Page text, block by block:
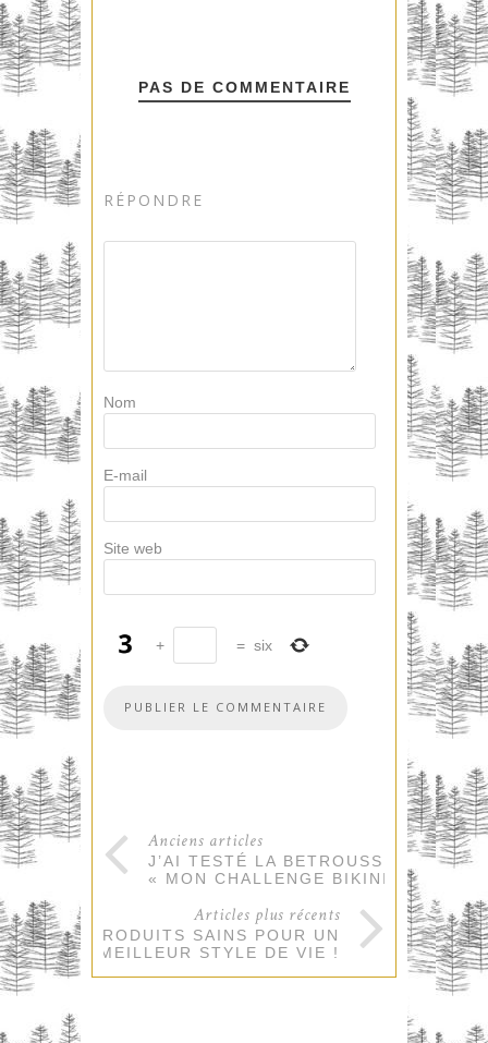
PAS DE COMMENTAIRE
RÉPONDRE
Nom
E-mail
Site web
+ = six
Anciens articles
J’AI TESTÉ LA BETROUSSE
« MON CHALLENGE BIKINI » !
Articles plus récents
DES PRODUITS SAINS POUR UN
MEILLEUR STYLE DE VIE !